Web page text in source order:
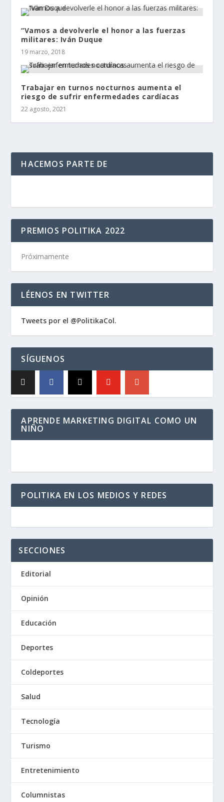
“Vamos a devolverle el honor a las fuerzas
militares: Iván Duque
19 marzo, 2018
Trabajar en turnos nocturnos aumenta el
riesgo de sufrir enfermedades cardíacas
22 agosto, 2021
HACEMOS PARTE DE
PREMIOS POLITIKA 2022
Próximamente
LÉENOS EN TWITTER
Tweets por el @PolitikaCol.
SÍGUENOS
APRENDE MARKETING DIGITAL COMO UN
NIÑO
POLITIKA EN LOS MEDIOS Y REDES
SECCIONES
Editorial
Opinión
Educación
Deportes
Coldeportes
Salud
Tecnología
Turismo
Entretenimiento
Columnistas